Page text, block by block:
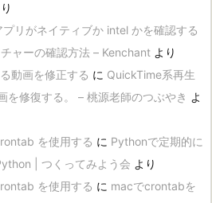
リがネイティブか intel かを確認する
ャーの確認方法 – Kenchant より
動画を修正する に QuickTime系再生
を修復する。 – 桃源老師のつぶやき よ
を使用する に Pythonで定期的に
| つくってみよう会 より
を使用する に macでcrontabを